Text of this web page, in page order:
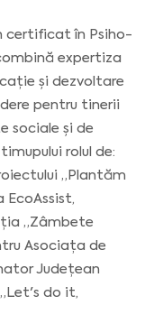
certificat în Psiho-
expertiza
și dezvoltare
pentru tinerii
sociale și de
rolul de:
„Plantăm
EcoAssist,
„Zâmbete
Asociața de
Județean
do it,